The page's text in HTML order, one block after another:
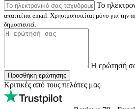
Το
απαιτείται email. Χρησιμοποιείται μόνο για την
δημοσιευτεί.
Η ερώτησή
Προσθήκη ερώτησης
Κριτικές από τους πελάτες μας